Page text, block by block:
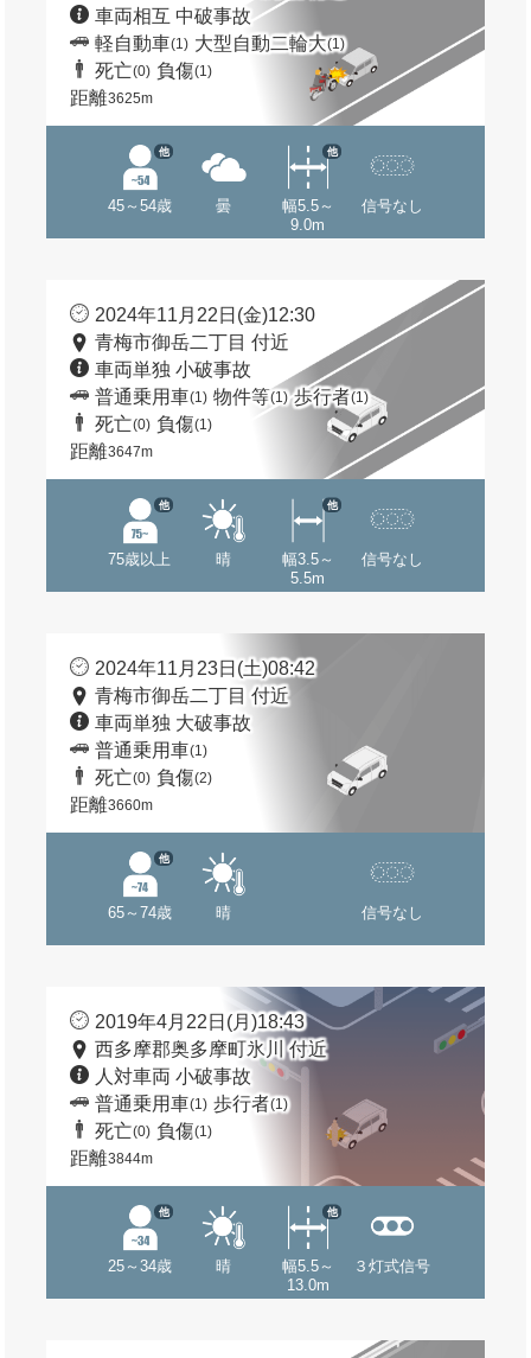
車両相互 中破事故
軽自動車(1) 大型自動二輪大(1)
死亡(0) 負傷(1)
距離3625m
45～54歳
他
曇
幅5.5～
9.0m
他
信号なし
2024年11月22日(金)12:30
青梅市御岳二丁目 付近
車両単独 小破事故
普通乗用車(1) 物件等(1) 歩行者(1)
死亡(0) 負傷(1)
距離3647m
75歳以上
他
晴
幅3.5～
5.5m
他
信号なし
2024年11月23日(土)08:42
青梅市御岳二丁目 付近
車両単独 大破事故
普通乗用車(1)
死亡(0) 負傷(2)
距離3660m
65～74歳
他
晴 信号なし
2019年4月22日(月)18:43
西多摩郡奥多摩町氷川 付近
人対車両 小破事故
普通乗用車(1) 歩行者(1)
死亡(0) 負傷(1)
距離3844m
25～34歳
他
晴
幅5.5～
13.0m
他
３灯式信号